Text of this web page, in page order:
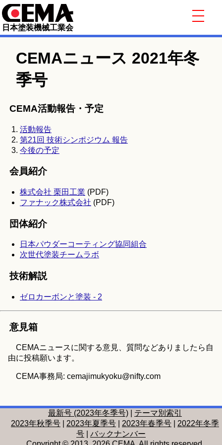
日本塗装機械工業会
CEMAニュース 2021年冬
季号
CEMA活動報告・予定
活動報告
第21回 技術シンポジウム 報告
今後の予定
会員紹介
株式会社 栗田工業 (PDF)
ファナック株式会社 (PDF)
団体紹介
日本パウダーコーティング協同組合
次世代塗装チームラボ
技術解説
ゼロカーボンと塗装 - 2
意見箱
CEMAニュースに関する意見、質問などありましたら自
由に投稿願います。
CEMA事務局: cemajimukyoku@nifty.com
最新号 (2023年冬季号)
テーマ別索引
2023年秋季号
2023年夏季号 2023年春季号
2022年冬季
号
バックナンバー